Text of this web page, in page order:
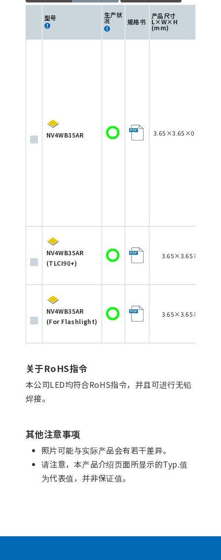
型号 生产状
况 规格书
产品尺寸
L×W×H
(mm)
NV4WB35AR 3.65×3.65×0.73~0.76
NV4WB35AR
(TLCI90+)
3.65×3.65×0.73
NV4WB35AR
(For Flashlight)
3.65×3.65×0.73
关于RoHS指令
本公司LED均符合RoHS指令，并且可进行无铅
焊接。
其他注意事项
照片可能与实际产品会有若干差异。
请注意，本产品介绍页面所显示的Typ.值
为代表值，并非保证值。